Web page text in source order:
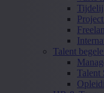
Talent
Talent